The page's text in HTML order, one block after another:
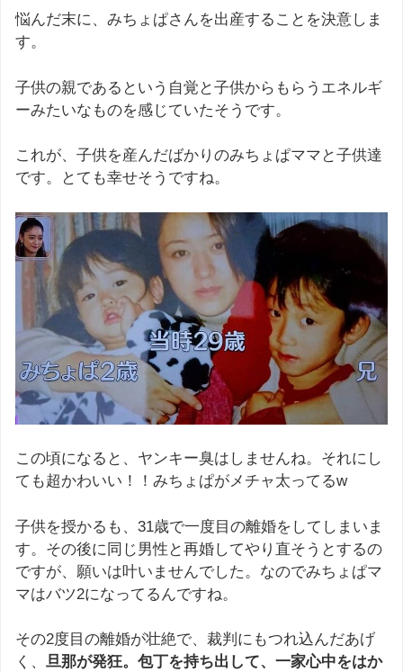
悩んだ末に、みちょぱさんを出産することを決意しま
す。
子供の親であるという自覚と子供からもらうエネルギ
ーみたいなものを感じていたそうです。
これが、子供を産んだばかりのみちょぱママと子供達
です。とても幸せそうですね。
この頃になると、ヤンキー臭はしませんね。それにし
ても超かわいい！！みちょぱがメチャ太ってるw
子供を授かるも、31歳で一度目の離婚をしてしまいま
す。その後に同じ男性と再婚してやり直そうとするの
ですが、願いは叶いませんでした。なのでみちょぱマ
マはバツ2になってるんですね。
その2度目の離婚が壮絶で、裁判にもつれ込んだあげ
く、 旦那が発狂。包丁を持ち出して、一家心中をはか